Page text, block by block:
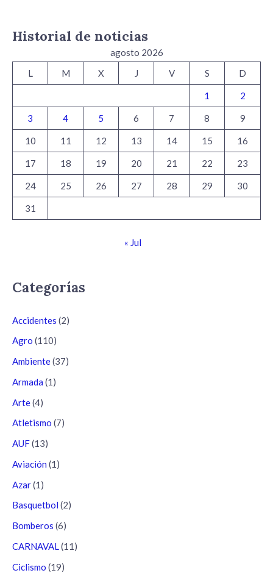
Historial de noticias
agosto 2026
L
M X J V S D
1 2
3 4 5 6 7 8 9
10 11 12 13 14 15 16
17 18 19 20 21 22 23
24 25 26 27 28 29 30
31
« Jul
Categorías
Accidentes (2)
Agro (110)
Ambiente(37)
Armada (1)
Arte(4)
Atletismo (7)
AUF(13)
Aviación (1)
Azar(1)
Basquetbol (2)
Bomberos (6)
CARNAVAL(11)
Ciclismo (19)